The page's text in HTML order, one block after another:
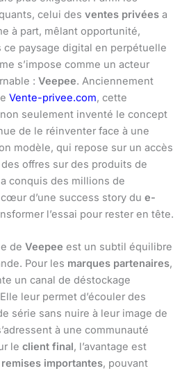
celui des ventes privées a
à part, mêlant opportunité,
ce paysage digital en perpétuelle
s’impose comme un acteur
: Veepee. Anciennement
Vente-privee.com, cette
seulement inventé le concept
de le réinventer face à une
modèle, qui repose sur un accès
offres sur des produits de
conquis des millions de
d’une success story du e-
l’essai pour rester en tête.
de Veepee est un subtil équilibre
Pour les marques partenaires,
un canal de déstockage
leur permet d’écouler des
série sans nuire à leur image de
à une communauté
le client final, l’avantage est
remises importantes, pouvant